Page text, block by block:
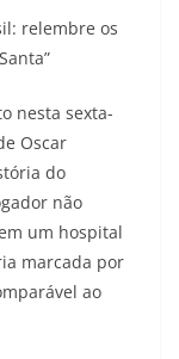
relembre os
nesta sexta-
Oscar
do
não
um hospital
marcada por
ao